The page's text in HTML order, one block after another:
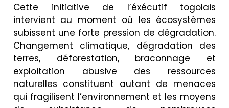
Cette initiative de l’éxécutif togolais
intervient au moment où les écosystèmes
subissent une forte pression de dégradation.
Changement climatique, dégradation des
terres, déforestation, braconnage et
exploitation abusive des ressources
naturelles constituent autant de menaces
qui fragilisent l’environnement et les moyens